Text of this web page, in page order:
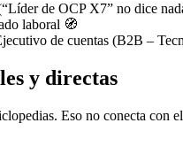
de OCP X7” no dice
laboral 🧭
de cuentas (B2B –
y directas
Eso no conecta con